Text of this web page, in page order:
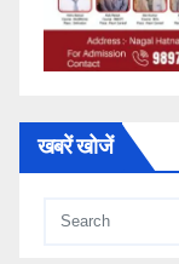
खबरें खोजें